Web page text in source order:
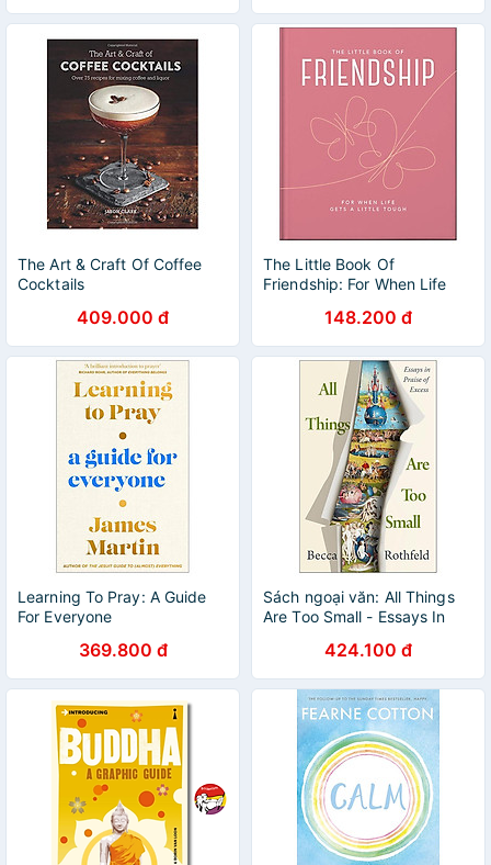
The Art & Craft Of Coffee
Cocktails
409.000 đ
The Little Book Of
Friendship: For When Life
148.200 đ
Learning To Pray: A Guide
For Everyone
369.800 đ
Sách ngoại văn: All Things
Are Too Small - Essays In
424.100 đ